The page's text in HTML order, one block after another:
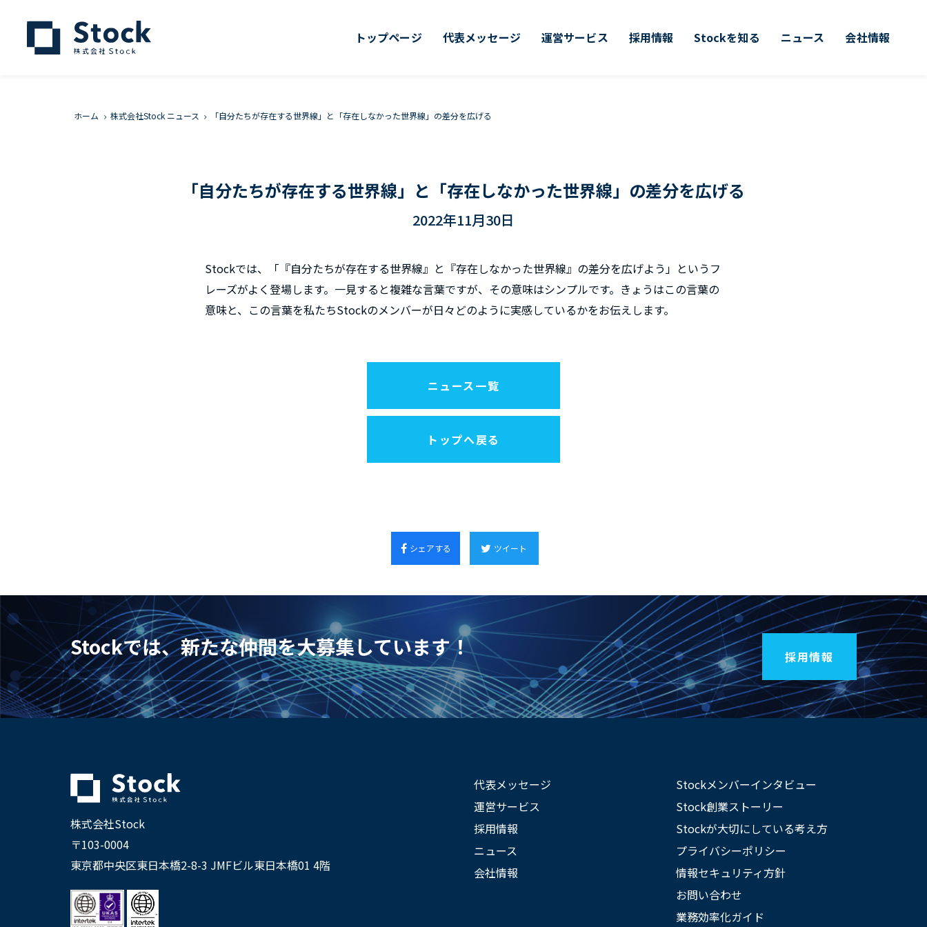
トップページ 代表メッセージ 運営サービス 採用情報 Stockを知る ニュース 会社情報
ホーム 株式会社Stock ニュース 「自分たちが存在する世界線」と「存在しなかった世界線」の差分を広げる
「自分たちが存在する世界線」と「存在しなかった世界線」の差分を広げる
2022年11月30日
Stockでは、「『自分たちが存在する世界線』と『存在しなかった世界線』の差分を広げよう」というフ
レーズがよく登場します。一見すると複雑な言葉ですが、その意味はシンプルです。きょうはこの言葉の
意味と、この言葉を私たちStockのメンバーが日々どのように実感しているかをお伝えします。
ニュース一覧
トップへ戻る
シェアする ツイート
Stockでは、新たな仲間を大募集しています！ 採用情報
株式会社Stock
〒103-0004
東京都中央区東日本橋2-8-3 JMFビル東日本橋01 4階
代表メッセージ
運営サービス
採用情報
ニュース
会社情報
Stockメンバーインタビュー
Stock創業ストーリー
Stockが大切にしている考え方
プライバシーポリシー
情報セキュリティ方針
お問い合わせ
業務効率化ガイド